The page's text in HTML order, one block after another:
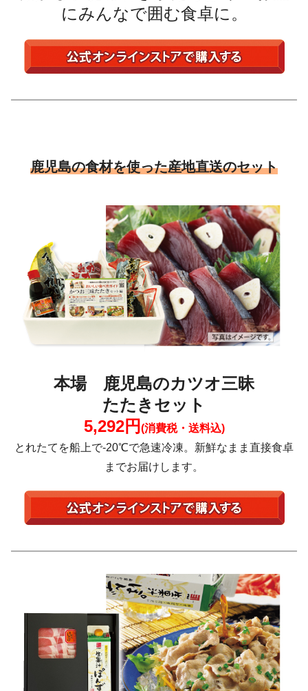
にみんなで囲む食卓に。
鹿児島の食材を使った産地直送のセット
本場 鹿児島のカツオ三昧
たたきセット
5,292円 (消費税・送料込)
とれたてを船上で-20℃で急速冷凍。新鮮なまま直接食卓
までお届けします。